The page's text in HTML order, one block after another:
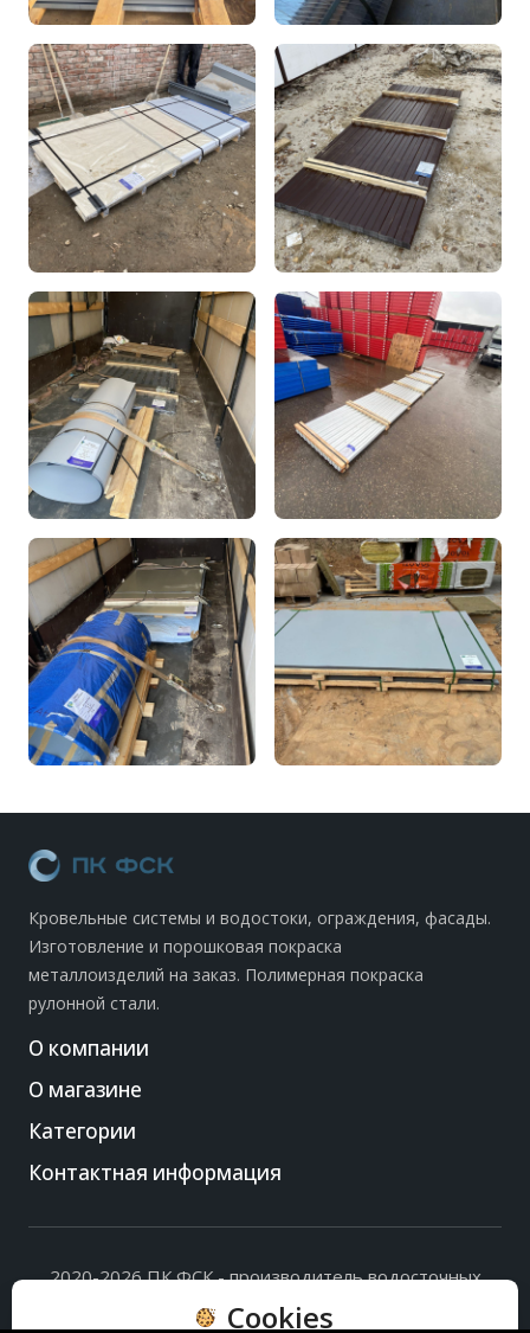
Кровельные системы и водостоки, ограждения, фасады.
Изготовление и порошковая покраска
металлоизделий на заказ. Полимерная покраска
рулонной стали.
О компании
О магазине
Категории
Контактная информация
2020-2026 ПК ФСК - производитель водосточных
Политика обработки персональных данных
Cookies